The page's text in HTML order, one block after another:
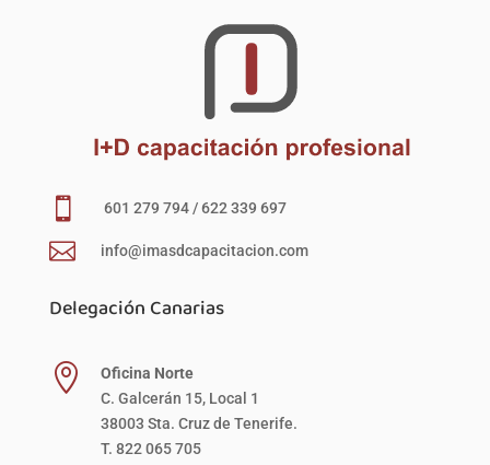
 601 279 794 / 622 339 697
 info@imasdcapacitacion.com
Delegación Canarias

Oficina Norte
C. Galcerán 15, Local 1
38003 Sta. Cruz de Tenerife.
T. 822 065 705